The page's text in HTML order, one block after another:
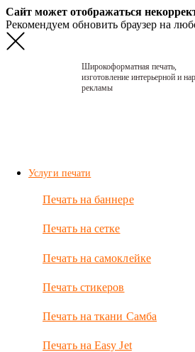
Сайт может отображаться
Рекомендуем обновить браузер на
Широкоформатная печать,
изготовление интерьерной и
рекламы
Услуги печати
Печать на баннере
Печать на сетке
Печать на самоклейке
Печать стикеров
Печать на ткани Самба
Печать на Easy Jet
2017.
Панно в
салоне
панно из ПВХ
УФ-печатью.
Технически
выглядят